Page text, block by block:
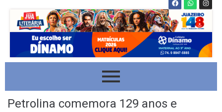
Petrolina comemora 129 anos e